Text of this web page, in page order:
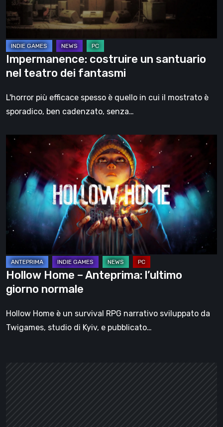
dei
fantasmi
Impermanence: costruire un santuario
nel teatro dei fantasmi
L'horror più efficace spesso è quello in cui il mostrato è
sporadico, ben cadenzato, senza…
Hollow
Home
Anteprima:
l’ultimo
giorno
normale
Hollow Home – Anteprima: l’ultimo
giorno normale
Hollow Home è un survival RPG narrativo sviluppato da
Twigames, studio di Kyiv, e pubblicato…